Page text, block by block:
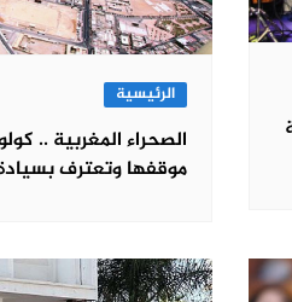
الرئيسية
الصحراء المغربية ..
موقفها وتعترف